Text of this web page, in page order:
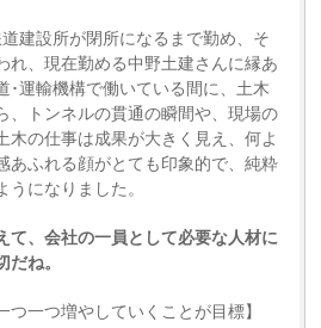
建設所が閉所になるまで勤め、そ
れ、現在勤める中野土建さんに縁あ
･運輸機構で働いている間に、土木
、トンネルの貫通の瞬間や、現場の
木の仕事は成果が大きく見え、何よ
あふれる顔がとても印象的で、純粋
うになりました。
て、会社の一員として必要な人材に
だね。
つ一つ増やしていくことが目標】